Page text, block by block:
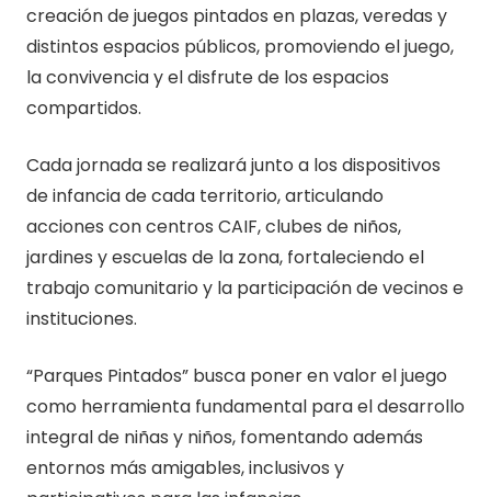
creación de juegos pintados en plazas, veredas y
distintos espacios públicos, promoviendo el juego,
la convivencia y el disfrute de los espacios
compartidos.
Cada jornada se realizará junto a los dispositivos
de infancia de cada territorio, articulando
acciones con centros CAIF, clubes de niños,
jardines y escuelas de la zona, fortaleciendo el
trabajo comunitario y la participación de vecinos e
instituciones.
“Parques Pintados” busca poner en valor el juego
como herramienta fundamental para el desarrollo
integral de niñas y niños, fomentando además
entornos más amigables, inclusivos y